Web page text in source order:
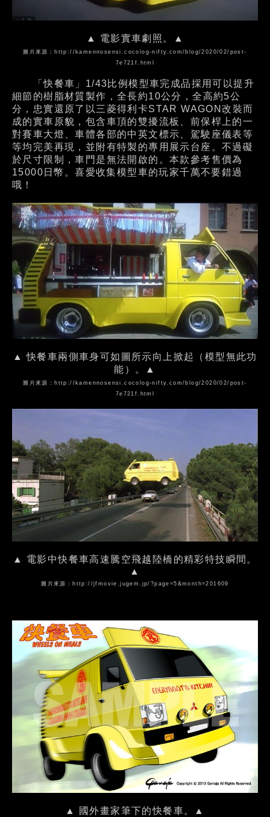
▲ 電影實車劇照。▲
圖片來源： http://kamennosensi.cocolog-nifty.com/blog/2020/02/post-
7e721f.html
「快餐車」1/43比例模型車完成品採用可以提升
細節的樹脂材質製作，全長約10公分，全高約5公
分，忠實還原了以三菱得利卡STAR WAGON改裝而
成的實車原貌，包含車頂的雙擾流板、前保桿上的一
對賽車大燈、車體各部的中英文標示、駕駛座儀表等
等均完美再現，並附有特製的專用展示台座。不過礙
於尺寸限制，車門是無法開啟的。本款參考售價為
15000日幣。喜愛收集模型車的玩家千萬不要錯過
哦！
▲ 快餐車兩側車身可如圖所示向上掀起（模型無此功
能）。▲
圖片來源： http://kamennosensi.cocolog-nifty.com/blog/2020/02/post-
7e721f.html
▲ 電影中快餐車高速騰空飛越陸橋的精彩特技瞬間。
▲
圖片來源： http://jfmovie.jugem.jp/?page=5&month=201609
▲ 國外畫家筆下的快餐車。▲